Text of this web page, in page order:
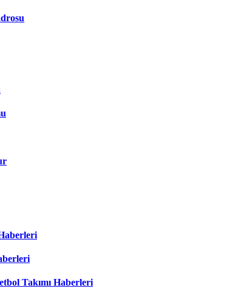
Takımı Haberleri